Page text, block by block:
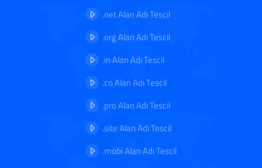
.net Alan Adı Tescil
.org Alan Adı Tescil
.in Alan Adı Tescil
.co Alan Adı Tescil
.pro Alan Adı Tescil
.site Alan Adı Tescil
.mobi Alan Adı Tescil